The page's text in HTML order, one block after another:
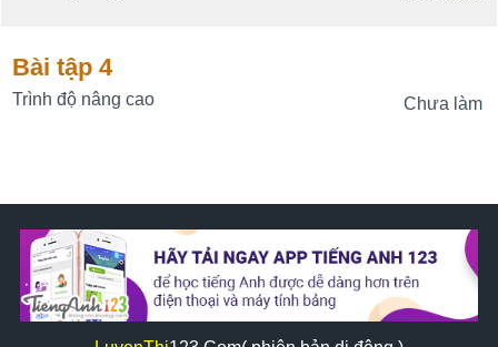
Bài tập 4
Chưa làm
Trình độ nâng cao